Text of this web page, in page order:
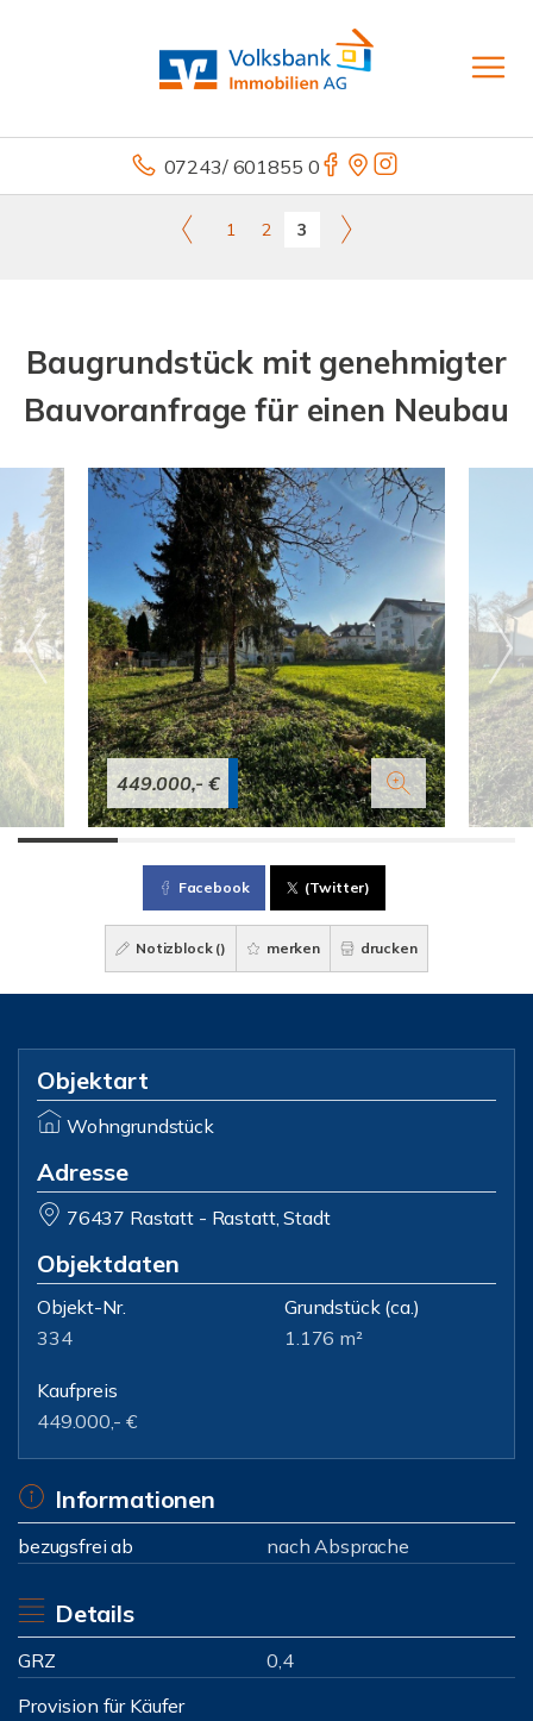
07243/ 601855 0
1 2 3
Baugrundstück mit genehmigter
Bauvoranfrage für einen Neubau
449.000,- €
Facebook (Twitter)
Notizblock () merken drucken
Objektart
Wohngrundstück
Adresse
76437 Rastatt - Rastatt, Stadt
Objektdaten
Objekt-Nr.
334
Grundstück(ca.)
1.176 m²
Kaufpreis
449.000,- €
Informationen
bezugsfrei ab nach Absprache
Details
GRZ
0,4
Provision für Käufer